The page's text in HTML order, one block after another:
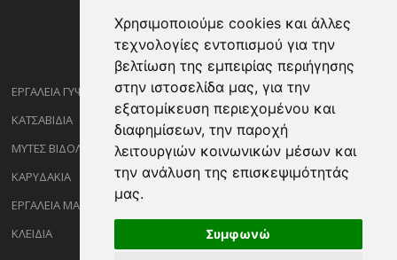
Χρησιμοποιούμε cookies και άλλες
τεχνολογίες εντοπισμού για την
βελτίωση της εμπειρίας περιήγησης
στην ιστοσελίδα μας, για την
εξατομίκευση περιεχομένου και
διαφημίσεων, την παροχή
λειτουργιών κοινωνικών μέσων και
την ανάλυση της επισκεψιμότητάς
μας.
Συμφωνώ
ΕΡΓΑΛΕΙΑ ΓΥΨΟΣΑΝΙΔΑΣ
ΚΑΤΣΑΒΙΔΙΑ
ΜΥΤΕΣ ΒΙΔΟΛΟΓΩΝ
ΚΑΡΥΔΑΚΙΑ
ΕΡΓΑΛΕΙΑ ΜΑΡΑΓΓΩΝ
ΚΛΕΙΔΙΑ